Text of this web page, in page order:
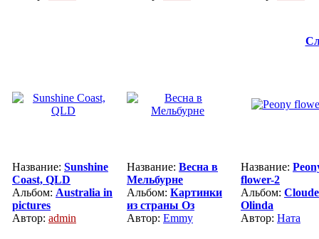
Название: Sunshine
Coast, QLD
Альбом: Australia in
pictures
Автор: admin
Название: Весна в
Мельбурне
Альбом: Картинки
из страны Оз
Автор: Emmy
Название:
flower-2
Альбом:
Olinda
Автор: Ната